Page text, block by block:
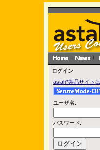
ログイン
astah*製品サイト
ユーザ名:
パスワード: